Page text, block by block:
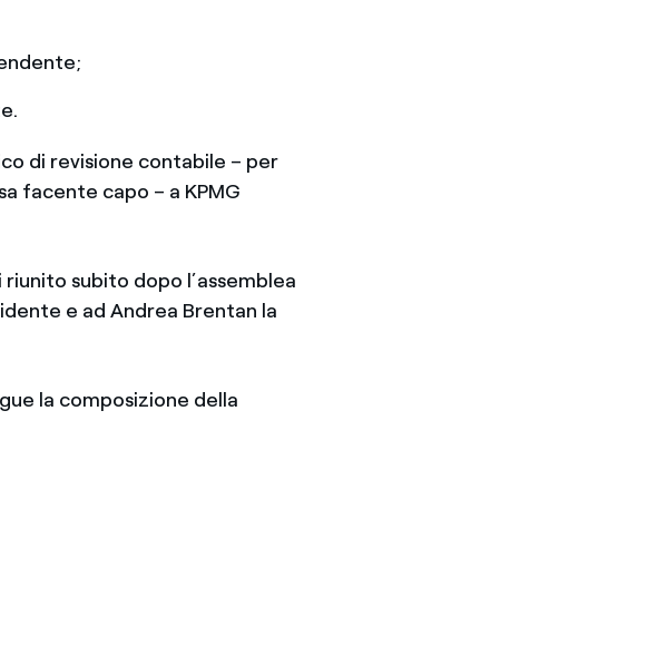
di revisione contabile – per
facente capo – a KPMG
subito dopo l’assemblea
e ad Andrea Brentan la
la composizione della